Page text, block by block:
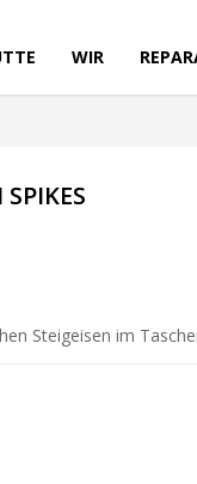
WIR
Steigeisen im